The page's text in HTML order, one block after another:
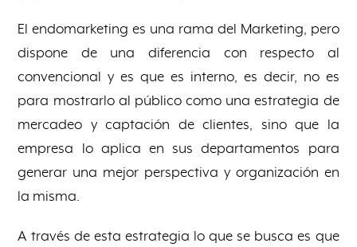
El endomarketing es una rama del Marketing, pero
dispone de una diferencia con respecto al
convencional y es que es interno, es decir, no es
para mostrarlo al público como una estrategia de
mercadeo y captación de clientes, sino que la
empresa lo aplica en sus departamentos para
generar una mejor perspectiva y organización en
la misma.
A través de esta estrategia lo que se busca es que